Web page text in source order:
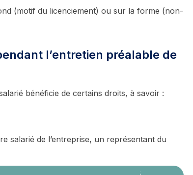
(motif du licenciement) ou sur la forme (non-
l’entretien préalable de
bénéficie de certains droits, à savoir :
salarié de l’entreprise, un représentant du